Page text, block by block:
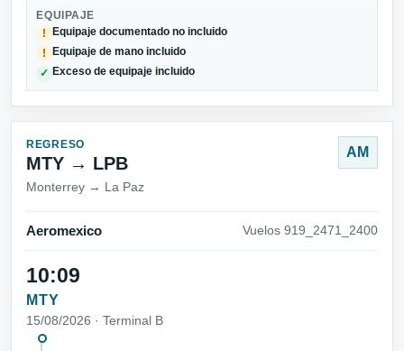
EQUIPAJE
!
Equipaje documentado no incluido
! Equipaje de mano incluido
✓ Exceso de equipaje incluido
REGRESO
MTY → LPB
Monterrey → La Paz
AM
Aeromexico Vuelos 919_2471_2400
10:09
MTY
15/08/2026 · Terminal B